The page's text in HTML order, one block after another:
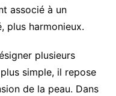
associé à un
plus harmonieux.
plusieurs
simple, il repose
de la peau. Dans